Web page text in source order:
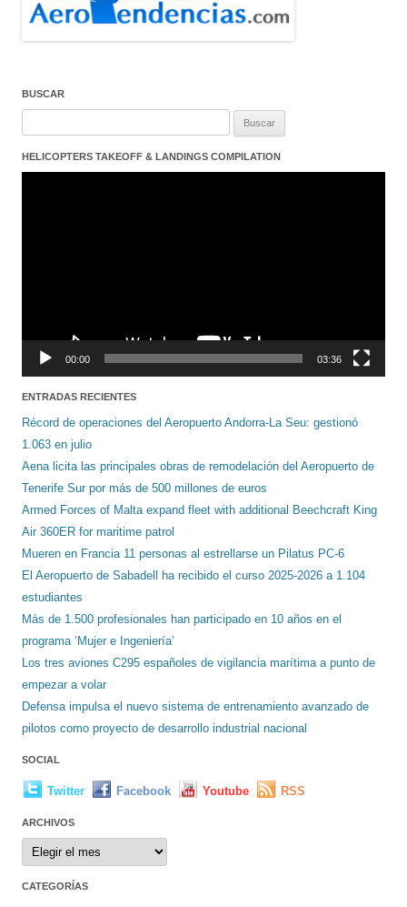
BUSCAR
HELICOPTERS TAKEOFF & LANDINGS COMPILATION
00:00 03:36
ENTRADAS RECIENTES
Récord de operaciones del Aeropuerto Andorra-La Seu: gestionó
1.063 en julio
Aena licita las principales obras de remodelación del Aeropuerto de
Tenerife Sur por más de 500 millones de euros
Armed Forces of Malta expand fleet with additional Beechcraft King
Air 360ER for maritime patrol
Mueren en Francia 11 personas al estrellarse un Pilatus PC-6
El Aeropuerto de Sabadell ha recibido el curso 2025-2026 a 1.104
estudiantes
Más de 1.500 profesionales han participado en 10 años en el
programa ‘Mujer e Ingeniería’
Los tres aviones C295 españoles de vigilancia marítima a punto de
empezar a volar
Defensa impulsa el nuevo sistema de entrenamiento avanzado de
pilotos como proyecto de desarrollo industrial nacional
SOCIAL
Twitter Facebook Youtube RSS
ARCHIVOS
Archivos
CATEGORÍAS